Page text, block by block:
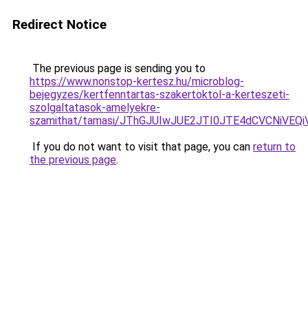
Redirect Notice
The previous page is sending you to
https://www.nonstop-kertesz.hu/microblog-
bejegyzes/kertfenntartas-szakertoktol-a-kerteszeti-
szolgaltatasok-amelyekre-
szamithat/tamasi/
If you do not want to visit that page, you can return to
the previous page.